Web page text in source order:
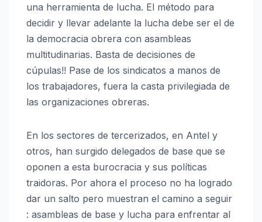
una herramienta de lucha. El método para
decidir y llevar adelante la lucha debe ser el de
la democracia obrera con asambleas
multitudinarias. Basta de decisiones de
cúpulas!! Pase de los sindicatos a manos de
los trabajadores, fuera la casta privilegiada de
las organizaciones obreras.
En los sectores de tercerizados, en Antel y
otros, han surgido delegados de base que se
oponen a esta burocracia y sus políticas
traidoras. Por ahora el proceso no ha logrado
dar un salto pero muestran el camino a seguir
: asambleas de base y lucha para enfrentar al